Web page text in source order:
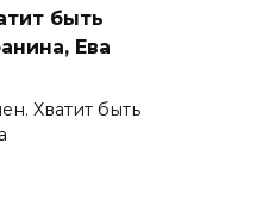
быть
Ева
Хватит быть